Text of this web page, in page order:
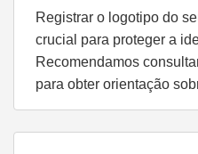
Registrar o logotipo do
crucial para proteger a
Recomendamos
para obter orientação